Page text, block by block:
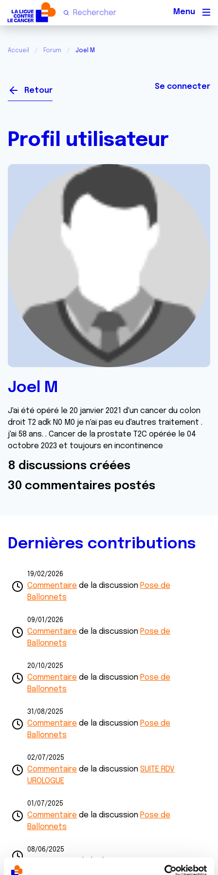
Accueil Forum Joel M
Retour Se connecter
Profil utilisateur
Joel M
J'ai été opéré le 20 janvier 2021 d'un cancer du colon
droit T2 adk N0 M0 je n'ai pas eu d'autres traitement .
j'ai 58 ans. . Cancer de la prostate T2C opérée le 04
octobre 2023 et toujours en incontinence
8 discussions créées
30 commentaires postés
Dernières contributions
19/02/2026
Commentaire de la discussion Pose de
Ballonnets
09/01/2026
Commentaire de la discussion Pose de
Ballonnets
20/10/2025
Commentaire de la discussion Pose de
Ballonnets
31/08/2025
Commentaire de la discussion Pose de
Ballonnets
02/07/2025
Commentaire de la discussion SUITE RDV
UROLOGUE
01/07/2025
Commentaire de la discussion Pose de
Ballonnets
08/06/2025